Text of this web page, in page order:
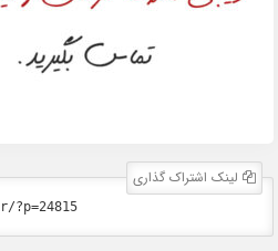
لینک اشتراک گذاری